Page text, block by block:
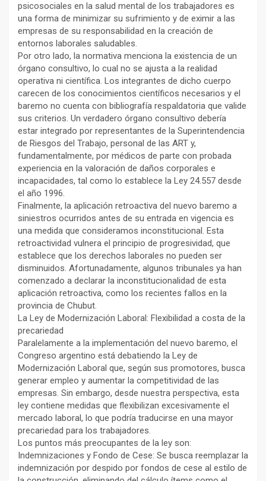
psicosociales en la salud mental de los trabajadores es
una forma de minimizar su sufrimiento y de eximir a las
empresas de su responsabilidad en la creación de
entornos laborales saludables.
Por otro lado, la normativa menciona la existencia de un
órgano consultivo, lo cual no se ajusta a la realidad
operativa ni científica. Los integrantes de dicho cuerpo
carecen de los conocimientos científicos necesarios y el
baremo no cuenta con bibliografía respaldatoria que valide
sus criterios. Un verdadero órgano consultivo debería
estar integrado por representantes de la Superintendencia
de Riesgos del Trabajo, personal de las ART y,
fundamentalmente, por médicos de parte con probada
experiencia en la valoración de daños corporales e
incapacidades, tal como lo establece la Ley 24.557 desde
el año 1996.
Finalmente, la aplicación retroactiva del nuevo baremo a
siniestros ocurridos antes de su entrada en vigencia es
una medida que consideramos inconstitucional. Esta
retroactividad vulnera el principio de progresividad, que
establece que los derechos laborales no pueden ser
disminuidos. Afortunadamente, algunos tribunales ya han
comenzado a declarar la inconstitucionalidad de esta
aplicación retroactiva, como los recientes fallos en la
provincia de Chubut.
La Ley de Modernización Laboral: Flexibilidad a costa de la
precariedad
Paralelamente a la implementación del nuevo baremo, el
Congreso argentino está debatiendo la Ley de
Modernización Laboral que, según sus promotores, busca
generar empleo y aumentar la competitividad de las
empresas. Sin embargo, desde nuestra perspectiva, esta
ley contiene medidas que flexibilizan excesivamente el
mercado laboral, lo que podría traducirse en una mayor
precariedad para los trabajadores.
Los puntos más preocupantes de la ley son:
Indemnizaciones y Fondo de Cese: Se busca reemplazar la
indemnización por despido por fondos de cese al estilo de